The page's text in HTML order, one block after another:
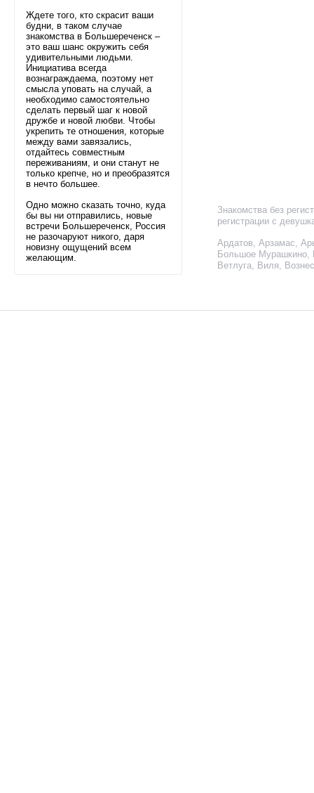
Знакомства без
регистрации с
Ардатов, Арзамас,
Большое Мурашкино,
Ветлуга, Виля,
Ждете того, кто скрасит ваши
будни, в таком случае
знакомства в Большереченск –
это ваш шанс окружить себя
удивительными людьми.
Инициатива всегда
вознаграждаема, поэтому нет
смысла уповать на случай, а
необходимо самостоятельно
сделать первый шаг к новой
дружбе и новой любви. Чтобы
укрепить те отношения, которые
между вами завязались,
отдайтесь совместным
переживаниям, и они станут не
только крепче, но и преобразятся
в нечто большее.
Одно можно сказать точно, куда
бы вы ни отправились, новые
встречи Большереченск, Россия
не разочаруют никого, даря
новизну ощущений всем
желающим.